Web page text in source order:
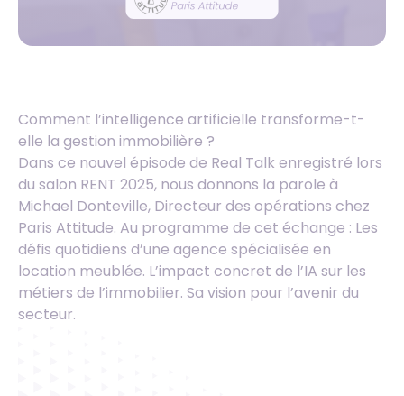
Comment l’intelligence artificielle transforme-t-
elle la gestion immobilière ?
Dans ce nouvel épisode de Real Talk enregistré lors
du salon RENT 2025, nous donnons la parole à
Michael Donteville, Directeur des opérations chez
Paris Attitude. Au programme de cet échange : Les
défis quotidiens d’une agence spécialisée en
location meublée. L’impact concret de l’IA sur les
métiers de l’immobilier. Sa vision pour l’avenir du
secteur.